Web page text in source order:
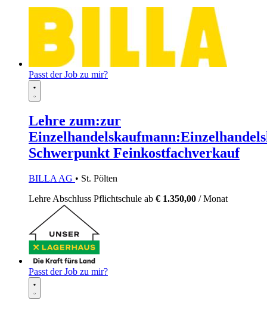
Passt der Job zu mir?
Lehre zum:zur
Schwerpunkt Feinkostfachverkauf
BILLA AG • St. Pölten
Lehre Abschluss Pflichtschule ab € 1.350,00 / Monat
Passt der Job zu mir?